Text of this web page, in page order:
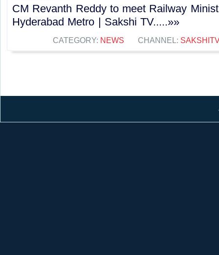
CM Revanth Reddy to meet Railway
Hyderabad Metro | Sakshi TV.....»»
CATEGORY: NEWS CHANNEL: